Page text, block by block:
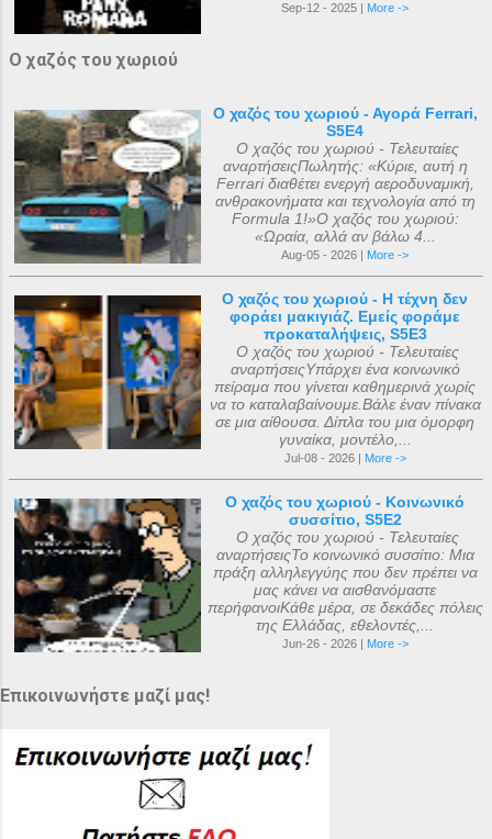
Sep-12 - 2025 | More ->
Ο χαζός του χωριού
Ο χαζός του χωριού - Αγορά Ferrari,
S5E4
Ο χαζός του χωριού - Τελευταίες
αναρτήσειςΠωλητής: «Κύριε, αυτή η
Ferrari διαθέτει ενεργή αεροδυναμική,
ανθρακονήματα και τεχνολογία από τη
Formula 1!»Ο χαζός του χωριού:
«Ωραία, αλλά αν βάλω 4...
Aug-05 - 2026 | More ->
Ο χαζός του χωριού - Η τέχνη δεν
φοράει μακιγιάζ. Εμείς φοράμε
προκαταλήψεις, S5E3
Ο χαζός του χωριού - Τελευταίες
αναρτήσειςΥπάρχει ένα κοινωνικό
πείραμα που γίνεται καθημερινά χωρίς
να το καταλαβαίνουμε.Βάλε έναν πίνακα
σε μια αίθουσα. Δίπλα του μια όμορφη
γυναίκα, μοντέλο,...
Jul-08 - 2026 | More ->
Ο χαζός του χωριού - Κοινωνικό
συσσίτιο, S5E2
Ο χαζός του χωριού - Τελευταίες
αναρτήσειςΤο κοινωνικό συσσίτιο: Μια
πράξη αλληλεγγύης που δεν πρέπει να
μας κάνει να αισθανόμαστε
περήφανοιΚάθε μέρα, σε δεκάδες πόλεις
της Ελλάδας, εθελοντές,...
Jun-26 - 2026 | More ->
Επικοινωνήστε μαζί μας!